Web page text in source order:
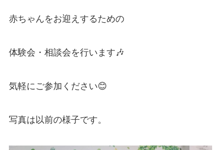
赤ちゃんをお迎えするための
体験会・相談会を行います🎶
気軽にご参加ください😊
写真は以前の様子です。